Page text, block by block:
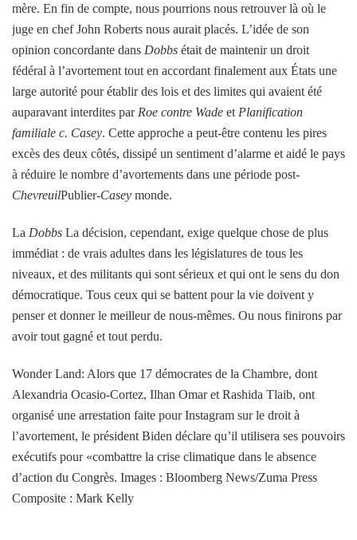
mère. En fin de compte, nous pourrions nous retrouver là où le
juge en chef John Roberts nous aurait placés. L’idée de son
opinion concordante dans Dobbs était de maintenir un droit
fédéral à l’avortement tout en accordant finalement aux États une
large autorité pour établir des lois et des limites qui avaient été
auparavant interdites par Roe contre Wade et Planification
familiale c. Casey. Cette approche a peut-être contenu les pires
excès des deux côtés, dissipé un sentiment d’alarme et aidé le pays
à réduire le nombre d’avortements dans une période post-
ChevreuilPublier-Casey monde.
La Dobbs La décision, cependant, exige quelque chose de plus
immédiat : de vrais adultes dans les législatures de tous les
niveaux, et des militants qui sont sérieux et qui ont le sens du don
démocratique. Tous ceux qui se battent pour la vie doivent y
penser et donner le meilleur de nous-mêmes. Ou nous finirons par
avoir tout gagné et tout perdu.
Wonder Land: Alors que 17 démocrates de la Chambre, dont
Alexandria Ocasio-Cortez, Ilhan Omar et Rashida Tlaib, ont
organisé une arrestation faite pour Instagram sur le droit à
l’avortement, le président Biden déclare qu’il utilisera ses pouvoirs
exécutifs pour «combattre la crise climatique dans le absence
d’action du Congrès. Images : Bloomberg News/Zuma Press
Composite : Mark Kelly